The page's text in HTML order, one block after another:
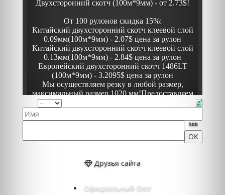
500
Друзья сайта
Официальный блог